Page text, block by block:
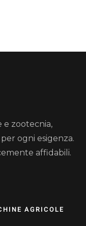
e zootecnia,
ogni esigenza.
affidabili.
AGRICOLE